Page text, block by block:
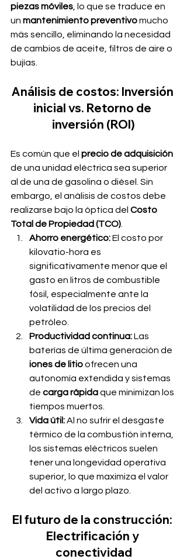
piezas móviles , lo que se traduce en
un mantenimiento preventivo mucho
más sencillo, eliminando la necesidad
de cambios de aceite, filtros de aire o
bujías.
Análisis de costos: Inversión
inicial vs. Retorno de
inversión (ROI)
Es común que el precio de adquisición
de una unidad eléctrica sea superior
al de una de gasolina o diésel. Sin
embargo, el análisis de costos debe
realizarse bajo la óptica del Costo
Total de Propiedad (TCO)
Ahorro energético: El costo por
kilovatio-hora es
significativamente menor que el
gasto en litros de combustible
fósil, especialmente ante la
volatilidad de los precios del
petróleo.
Productividad continua: Las
baterías de última generación de
iones de litio ofrecen una
autonomía extendida y sistemas
de carga rápida que minimizan los
tiempos muertos.
Vida útil: Al no sufrir el desgaste
térmico de la combustión interna,
los sistemas eléctricos suelen
tener una longevidad operativa
superior, lo que maximiza el valor
del activo a largo plazo.
El futuro de la construcción:
Electrificación y
conectividad